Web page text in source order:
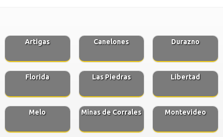
Artigas Canelones Durazno
Florida Las Piedras Libertad
Melo Minas de Corrales Montevideo